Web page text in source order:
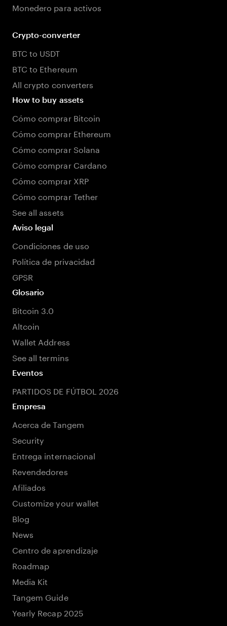
Monedero para activos
Crypto-converter
BTC to USDT
BTC to Ethereum
All crypto converters
How to buy assets
Cómo comprar Bitcoin
Cómo comprar Ethereum
Cómo comprar Solana
Cómo comprar Cardano
Cómo comprar XRP
Cómo comprar Tether
See all assets
Aviso legal
Condiciones de uso
Política de privacidad
GPSR
Glosario
Bitcoin 3.0
Altcoin
Wallet Address
See all termins
Eventos
PARTIDOS DE FÚTBOL 2026
Empresa
Acerca de Tangem
Security
Entrega internacional
Revendedores
Afiliados
Customize your wallet
Blog
News
Centro de aprendizaje
Roadmap
Media Kit
Tangem Guide
Yearly Recap 2025